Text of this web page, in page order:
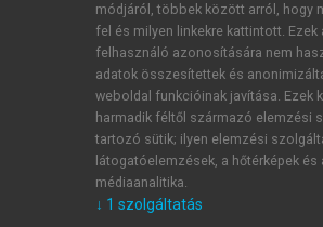
ÚJ FIÓK LÉTREHOZÁSA
1 óra díjmentes hozzáférés
E-MAIL-CÍM
módjáról, többek között arról, hogy
fel és milyen linkekre kattintott.
felhasználó azonosítására nem
adatok összesítettek és
weboldal funkcióinak javítása. Ezek
harmadik féltől származó elemzési
tartozó sütik; ilyen elemzési
látogatóelemzések, a hőtérképek
médiaanalitika.
↓ 1 szolgáltatás